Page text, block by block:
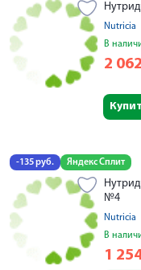
Nutricia
В
2 062
-135 руб. Яндекс Сплит
№4
Nutricia
В
1